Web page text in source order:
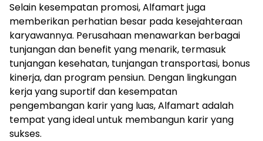
Selain kesempatan promosi, Alfamart juga
memberikan perhatian besar pada kesejahteraan
karyawannya. Perusahaan menawarkan berbagai
tunjangan dan benefit yang menarik, termasuk
tunjangan kesehatan, tunjangan transportasi, bonus
kinerja, dan program pensiun. Dengan lingkungan
kerja yang suportif dan kesempatan
pengembangan karir yang luas, Alfamart adalah
tempat yang ideal untuk membangun karir yang
sukses.